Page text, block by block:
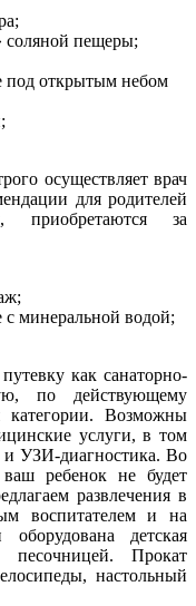
соляной пещеры;
под открытым небом
осуществляет врач
для родителей
приобретаются за
с минеральной водой;
как санаторно-
по действующему
категории. Возможны
услуги, в том
и УЗИ-диагностика. Во
ребенок не будет
развлечения в
воспитателем и на
детская
Прокат
настольный